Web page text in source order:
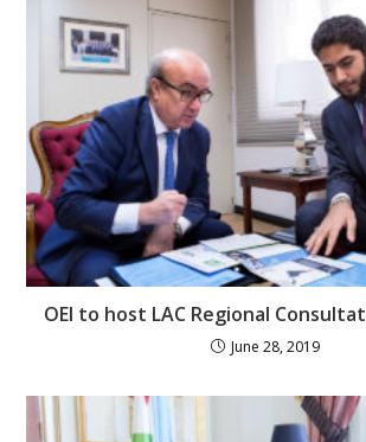
OEI to host LAC Regional
June 28, 2019